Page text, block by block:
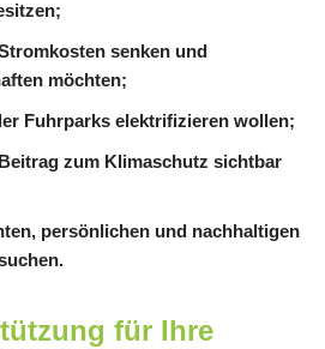
senken und
möchten;
Fuhrparks elektrifizieren wollen;
zum Klimaschutz sichtbar
persönlichen und nachhaltigen
für Ihre